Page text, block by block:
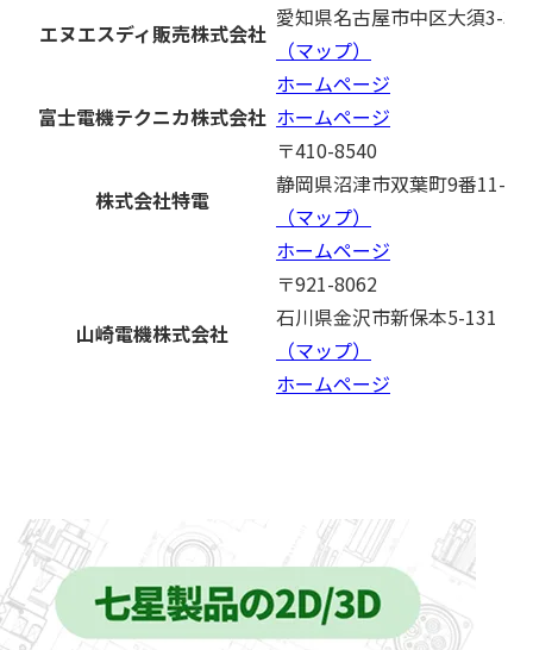
エヌエスディ販売株式会社
愛知県名古屋市中区大須3-
（マップ）
ホームページ
富士電機テクニカ株式会社 ホームページ
株式会社特電
〒410-8540
静岡県沼津市双葉町9番11-5
（マップ）
ホームページ
山崎電機株式会社
〒921-8062
石川県金沢市新保本5-131
（マップ）
ホームページ